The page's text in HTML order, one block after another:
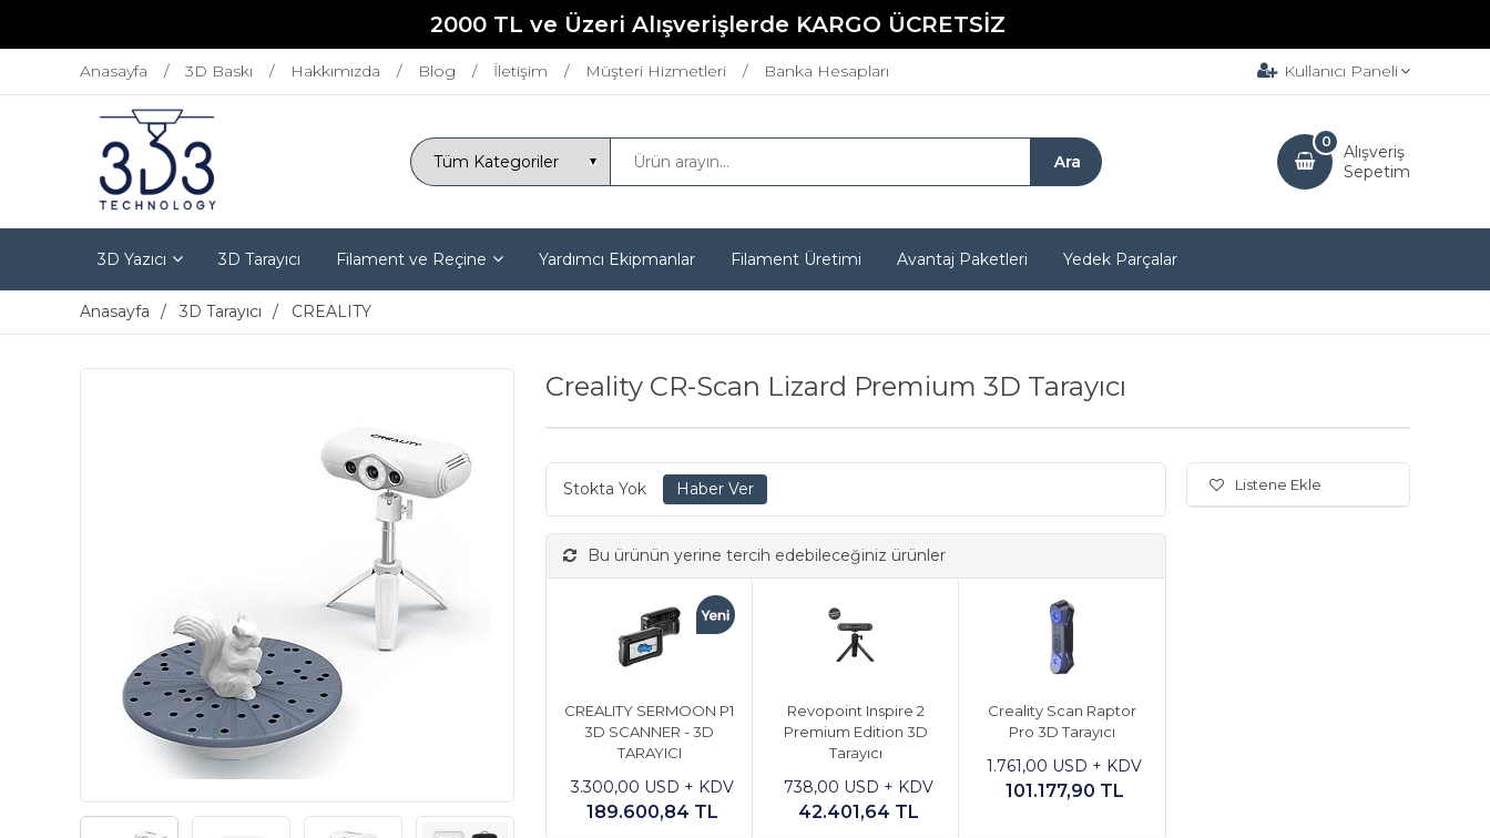
2000 TL ve Üzeri Alışverişlerde KARGO ÜCRETSİZ
Anasayfa 3D Baskı Hakkımızda Blog İletişim Müşteri Hizmetleri Banka Hesapları Kullanıcı Paneli
Alışveriş
Sepetim
0
3D Yazıcı 3D Tarayıcı Filament ve Reçine Yardımcı Ekipmanlar Filament Üretimi Avantaj Paketleri Yedek Parçalar
Anasayfa 3D Tarayıcı CREALITY
Creality CR-Scan Lizard Premium 3D Tarayıcı
Stokta Yok
Bu ürünün yerine tercih edebileceğiniz ürünler
CREALITY SERMOON P1
3D SCANNER - 3D
TARAYICI
3.300,00 USD + KDV
189.600,84 TL
Revopoint Inspire 2
Premium Edition 3D
Tarayıcı
738,00 USD + KDV
42.401,64 TL
Creality Scan Raptor
Pro 3D Tarayıcı
1.761,00 USD + KDV
101.177,90 TL
Listene Ekle